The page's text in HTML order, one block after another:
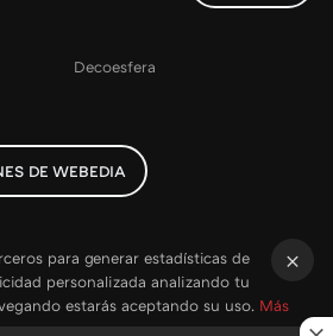
Decoesfera
DE WEBEDIA
para generar estadísticas de
personalizada analizando tu
estarás aceptando su uso. Más